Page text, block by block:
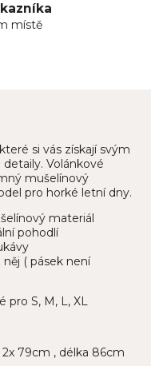
místě
si vás získají svým
Volánkové
mušelínový
pro horké letní dny.
materiál
pohodlí
( pásek není
pro S, M, L, XL
2x 79cm , délka 86cm